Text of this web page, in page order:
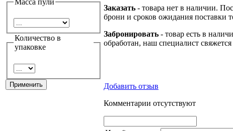
Количество в
упаковке
Заказать - товара нет в наличии.
брони и сроков ожидания поставки
Забронировать - товар есть в
обработан, наш специалист
Добавить отзыв
Комментарии отсутствуют